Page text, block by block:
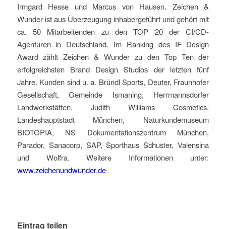
Irmgard Hesse und Marcus von Hausen. Zeichen &
Wunder ist aus Überzeugung inhabergeführt und gehört mit
ca. 50 Mitarbeitenden zu den TOP 20 der CI/CD-
Agenturen in Deutschland. Im Ranking des IF Design
Award zählt Zeichen & Wunder zu den Top Ten der
erfolgreichsten Brand Design Studios der letzten fünf
Jahre. Kunden sind u. a. Bründl Sports, Deuter, Fraunhofer
Gesellschaft, Gemeinde Ismaning, Herrmannsdorfer
Landwerkstätten, Judith Williams Cosmetics,
Landeshauptstadt München, Naturkundemuseum
BIOTOPIA, NS Dokumentationszentrum München,
Parador, Sanacorp, SAP, Sporthaus Schuster, Valensina
und Wolfra. Weitere Informationen unter:
www.zeichenundwunder.de
Eintrag teilen